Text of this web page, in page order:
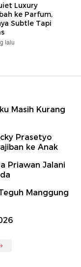
Luxury
ke Parfum,
Subtle Tapi
lalu
Masih Kurang
Prasetyo
ke Anak
Priawan Jalani
Manggung